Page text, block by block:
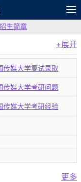
记
论坛
生简章
+展开
传媒大学复试录取
传媒大学考研问题
传媒大学考研经验
更多